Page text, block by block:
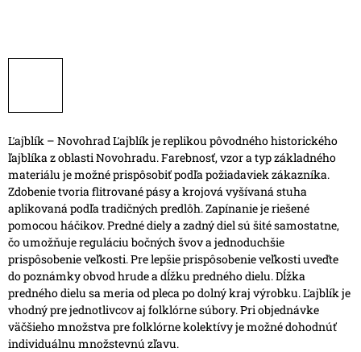
Ľajblík – Novohrad Ľajblík je replikou pôvodného historického
ľajblíka z oblasti Novohradu.Farebnosť, vzor a typ základného
materiálu je možné prispôsobiť podľa požiadaviek zákazníka.
Zdobenie tvoria flitrované pásy a krojová vyšívaná stuha
aplikovaná podľa tradičných predlôh.Zapínanie je riešené
pomocou háčikov. Predné diely a zadný diel sú šité samostatne,
čo umožňuje reguláciu bočných švov a jednoduchšie
prispôsobenie veľkosti.Pre lepšie prispôsobenie veľkosti uveďte
do poznámky obvod hrude a dĺžku predného dielu. Dĺžka
predného dielu sa meria od pleca po dolný kraj výrobku.Ľajblík je
vhodný pre jednotlivcov aj folklórne súbory. Pri objednávke
väčšieho množstva pre folklórne kolektívy je možné dohodnúť
individuálnu množstevnú zľavu.